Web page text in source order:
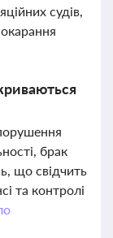
судів,
брак
що свідчить
та контролі